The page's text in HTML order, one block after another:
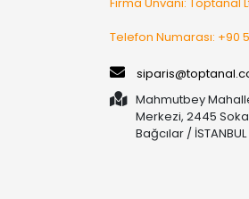
Telefon Numarası: +90
Mahmutbey
Merkezi, 2445
Bağcılar / İSTANBUL